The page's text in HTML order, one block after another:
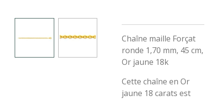
Chaîne maille Forçat
ronde 1,70 mm, 45 cm,
Or jaune 18k
Cette chaîne en Or
jaune 18 carats est